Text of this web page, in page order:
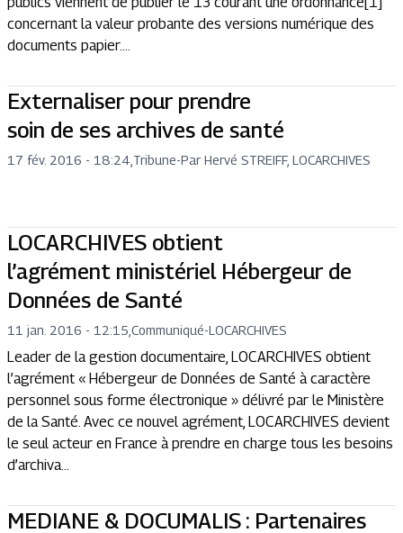
concernant la valeur probante des versions numérique des
documents papier....
Externaliser pour prendre
soin de ses archives de santé
17 fév. 2016 - 18:24 Tribune-Par Hervé STREIFF, LOCARCHIVES
LOCARCHIVES obtient
l’agrément ministériel Hébergeur de
Données de Santé
11 jan. 2016 - 12:15 Communiqué-LOCARCHIVES
Leader de la gestion documentaire, LOCARCHIVES obtient
l’agrément « Hébergeur de Données de Santé à caractère
personnel sous forme électronique » délivré par le Ministère
de la Santé. Avec ce nouvel agrément, LOCARCHIVES devient
le seul acteur en France à prendre en charge tous les besoins
d’archiva...
MEDIANE & DOCUMALIS : Partenaires